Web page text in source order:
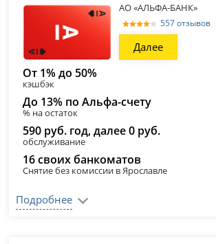
АО «АЛЬФА-БАНК»
557 отзывов
Далее
От 1% до 50%
кэшбэк
До 13% по Альфа-счету
% на остаток
590 руб. год, далее 0 руб.
обслуживание
16 своих банкоматов
Снятие без комиссии в Ярославле
Подробнее